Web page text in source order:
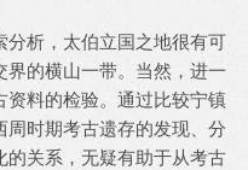
分析，太伯立国之地很有可
的横山一带。当然，进一
资料的检验。通过比较宁镇
时期考古遗存的发现、分
的关系，无疑有助于从考古